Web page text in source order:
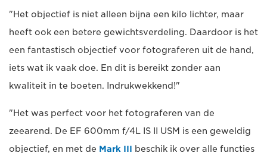
"Het objectief is niet alleen bijna een kilo lichter, maar
heeft ook een betere gewichtsverdeling. Daardoor is het
een fantastisch objectief voor fotograferen uit de hand,
iets wat ik vaak doe. En dit is bereikt zonder aan
kwaliteit in te boeten. Indrukwekkend!"
"Het was perfect voor het fotograferen van de
zeearend. De EF 600mm f/4L IS II USM is een geweldig
objectief, en met de Mark III beschik ik over alle functies